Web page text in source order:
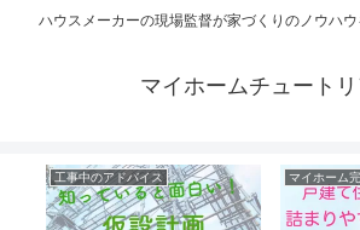
ハウスメーカーの現場監督が家づくりのノウハウ
マイホームチュート
工事中のアドバイス